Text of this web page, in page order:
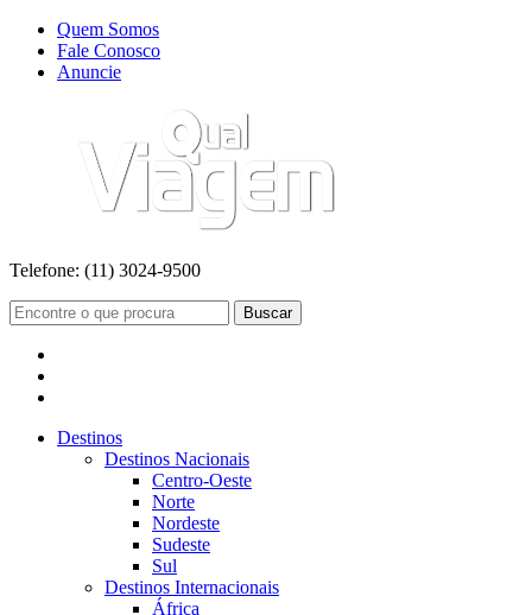
Quem Somos
Fale Conosco
Anuncie
Telefone: (11) 3024-9500
Buscar
Destinos
Destinos Nacionais
Centro-Oeste
Norte
Nordeste
Sudeste
Sul
Destinos Internacionais
África